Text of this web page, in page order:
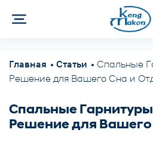
Главная Статьи
Спальные
Решение для Вашего Сна и
Спальные
Решение для